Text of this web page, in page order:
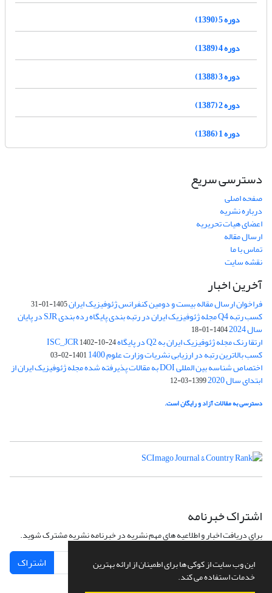
این وب سایت از کوکی ها برای اطمینان از ارائه بهترین
خدمات استفاده می کند.
دوره 5 (1390)
دوره 4 (1389)
دوره 3 (1388)
دوره 2 (1387)
دوره 1 (1386)
دسترسی سریع
صفحه اصلی
درباره نشریه
اعضای هیات تحریریه
ارسال مقاله
تماس با ما
نقشه سایت
آخرین اخبار
فراخوان ارسال مقاله بیست و دومین کنفرانس ژئوفیزیک ایران1405-01-31
کسب رتبه Q4 مجله ژئوفیزیک ایران در رتبه بندی پایگاه رده بندی SJR در پایان
سال 2024 1404-01-18
ارتقا رنک مجله ژئوفیزیک ایران به Q2 در پایگاه ISC_JCR 1402-10-24
کسب بالاترین رتبه در ارزیابی نشریات وزارت علوم 1400 1401-02-03
اختصاص شناسه بین المللی DOI به مقالات پذیرفته شده مجله ژئوفیزیک ایران از
ابتدای سال 2020 1399-03-12
دسترسی به مقالات آزاد و رایگان است.
اشتراک خبرنامه
برای دریافت اخبار و اطلاعیه های مهم نشریه در خبرنامه نشریه مشترک شوید.
اشتراک